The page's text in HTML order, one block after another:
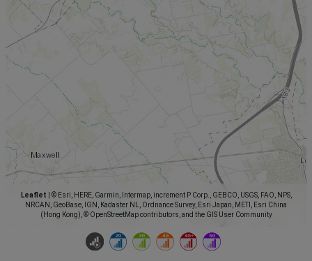
Leaflet
© Esri, HERE, Garmin, Intermap, increment P Corp., GEBCO, USGS, FAO, NPS,
NRCAN, GeoBase, IGN, Kadaster NL, Ordnance Survey, Esri Japan, METI, Esri China
(Hong Kong), © OpenStreetMap contributors, and the GIS User Community